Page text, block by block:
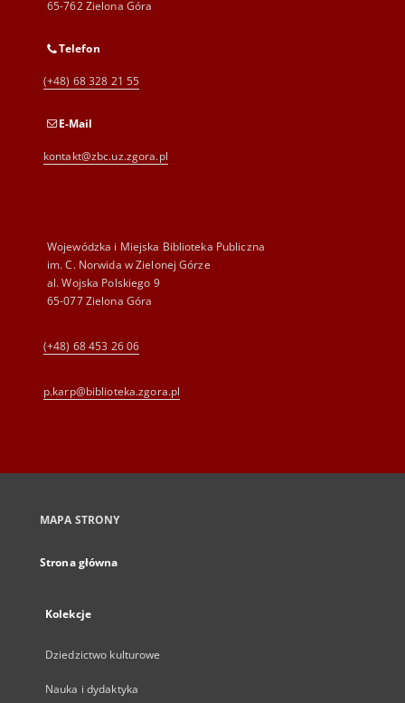
65-762 Zielona Góra
Telefon
(+48) 68 328 21 55
E-Mail
kontakt@zbc.uz.zgora.pl
Wojewódzka i Miejska Biblioteka Publiczna
im. C. Norwida w Zielonej Górze
al. Wojska Polskiego 9
65-077 Zielona Góra
(+48) 68 453 26 06
p.karp@biblioteka.zgora.pl
MAPA STRONY
Strona główna
Kolekcje
Dziedzictwo kulturowe
Nauka i dydaktyka